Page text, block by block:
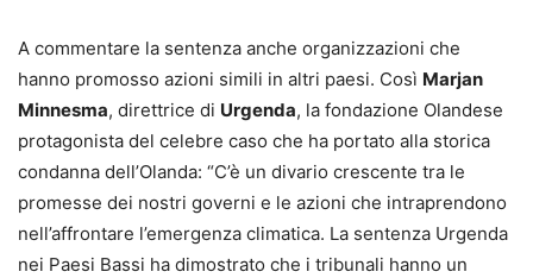
A commentare la sentenza anche organizzazioni che
hanno promosso azioni simili in altri paesi. Così Marjan
Minnesma, direttrice di Urgenda, la fondazione Olandese
protagonista del celebre caso che ha portato alla storica
condanna dell’Olanda: “C’è un divario crescente tra le
promesse dei nostri governi e le azioni che intraprendono
nell’affrontare l’emergenza climatica. La sentenza Urgenda
nei Paesi Bassi ha dimostrato che i tribunali hanno un